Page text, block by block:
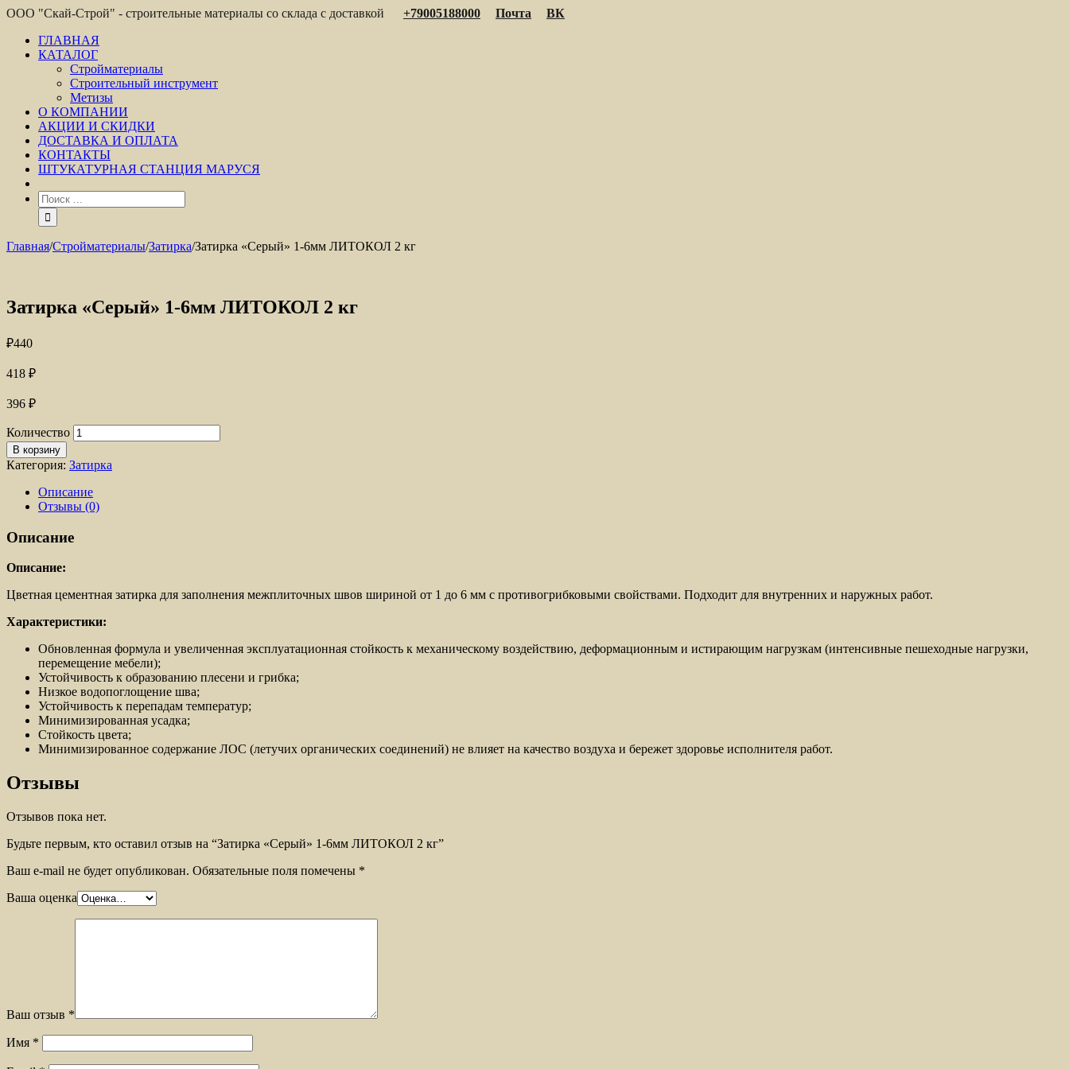
ООО "Скай-Строй" - строительные материалы со склада с доставкой +79005188000 Почта
ВК
ГЛАВНАЯ
КАТАЛОГ
Стройматериалы
Строительный инструмент
Метизы
О КОМПАНИИ
АКЦИИ И СКИДКИ
ДОСТАВКА И ОПЛАТА
КОНТАКТЫ
ШТУКАТУРНАЯ СТАНЦИЯ МАРУСЯ
Главная/Стройматериалы/Затирка/Затирка «Серый» 1-6мм ЛИТОКОЛ 2 кг
Затирка «Серый» 1-6мм ЛИТОКОЛ 2 кг
₽440
418 ₽
396 ₽
Количество
В корзину
Категория: Затирка
Описание
Отзывы (0)
Описание
Описание:
Цветная цементная затирка для заполнения межплиточных швов шириной от 1 до 6 мм с противогрибковыми свойствами. Подходит для внутренних и наружных работ.
Характеристики:
Обновленная формула и увеличенная эксплуатационная стойкость к механическому воздействию, деформационным и истирающим нагрузкам (интенсивные пешеходные нагрузки,
перемещение мебели);
Устойчивость к образованию плесени и грибка;
Низкое водопоглощение шва;
Устойчивость к перепадам температур;
Минимизированная усадка;
Стойкость цвета;
Минимизированное содержание ЛОС (летучих органических соединений) не влияет на качество воздуха и бережет здоровье исполнителя работ.
Отзывы
Отзывов пока нет.
Будьте первым, кто оставил отзыв на “Затирка «Серый» 1-6мм ЛИТОКОЛ 2 кг”
Ваш e-mail не будет опубликован. Обязательные поля помечены *
Ваша оценка
Ваш отзыв *
Имя *